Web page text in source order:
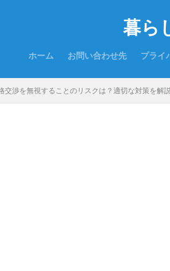
暮ら
ホーム お問い合わせ先 プライ
交渉を無視することのリスクは？適切な対策を解説